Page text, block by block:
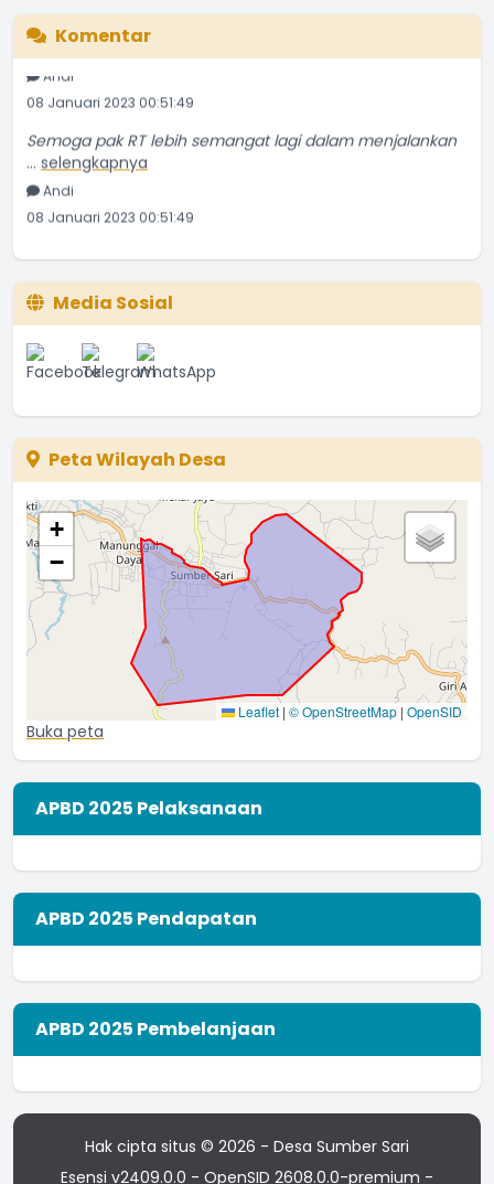
Koordinator
:
Komentar
Semoga pak RT lebih semangat lagi dalam menjalankan
...selengkapnya
08 Januari 2023 00:51:49
Semoga pak RT lebih semangat lagi dalam menjalankan
selengkapnya
Andi
08 Januari 2023 00:51:49
Media Sosial
Peta Wilayah Desa
+
−
Leaflet | © OpenStreetMap | OpenSID
Buka peta
APBD 2025 Pelaksanaan
APBD 2025 Pendapatan
APBD 2025 Pembelanjaan
Hak cipta situs © 2026 - Desa Sumber Sari
Esensi v2409.0.0 - OpenSID 2608.0.0-premium -